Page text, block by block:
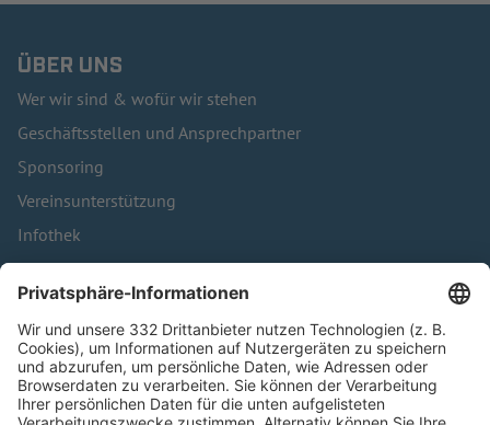
ÜBER UNS
Wer wir sind & wofür wir stehen
Geschäftsstellen und Ansprechpartner
Sponsoring
Vereinsunterstützung
Infothek
Kontakt
HÄUFIG BESUCHTE SEITEN
Pässe und Vereinswechsel
Trainerausbildung